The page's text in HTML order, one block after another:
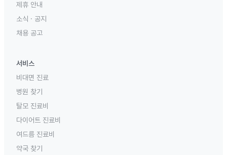
제휴 안내
소식 · 공지
채용 공고
서비스
비대면 진료
병원 찾기
탈모 진료비
다이어트 진료비
여드름 진료비
약국 찾기